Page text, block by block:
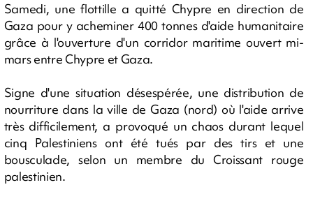
Samedi, une flottille a quitté Chypre en direction de
Gaza pour y acheminer 400 tonnes d'aide humanitaire
grâce à l'ouverture d'un corridor maritime ouvert mi-
mars entre Chypre et Gaza.
Signe d'une situation désespérée, une distribution de
nourriture dans la ville de Gaza (nord) où l'aide arrive
très difficilement, a provoqué un chaos durant lequel
cinq Palestiniens ont été tués par des tirs et une
bousculade, selon un membre du Croissant rouge
palestinien.